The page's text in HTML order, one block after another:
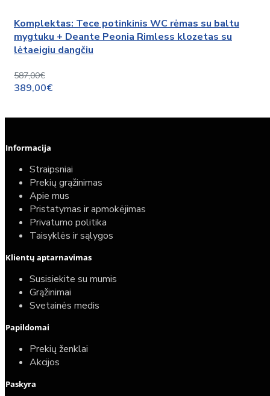
Komplektas: Tece potinkinis WC rėmas su baltu
mygtuku + Deante Peonia Rimless klozetas su
lėtaeigiu dangčiu
587,00€
389,00€
Informacija
Straipsniai
Prekių grąžinimas
Apie mus
Pristatymas ir apmokėjimas
Privatumo politika
Taisyklės ir sąlygos
Klientų aptarnavimas
Susisiekite su mumis
Grąžinimai
Svetainės medis
Papildomai
Prekių ženklai
Akcijos
Paskyra